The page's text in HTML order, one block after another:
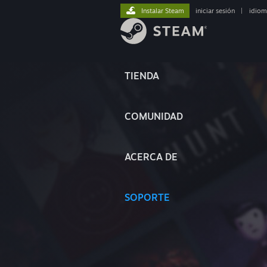
TIENDA
COMUNIDAD
ACERCA DE
SOPORTE
Instalar Steam iniciar sesión